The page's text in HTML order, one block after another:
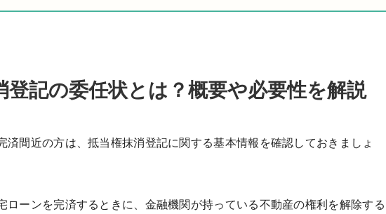
登記の委任状とは？概要や必要性を解説
済間近の方は、抵当権抹消登記に関する基本情報を確認しておきましょ
ローンを完済するときに、金融機関が持っている不動産の権利を解除する